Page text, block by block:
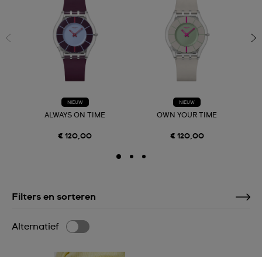
NIEUW
ALWAYS ON TIME
€ 120,00
NIEUW
OWN YOUR TIME
€ 120,00
Filters en sorteren
Alternatief